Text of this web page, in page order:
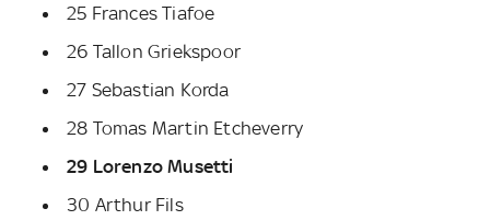
25 Frances Tiafoe
26 Tallon Griekspoor
27 Sebastian Korda
28 Tomas Martin Etcheverry
29 Lorenzo Musetti
30 Arthur Fils